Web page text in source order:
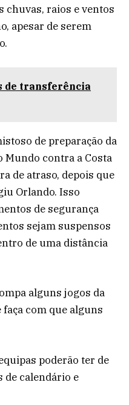
chuvas, raios e ventos
apesar de serem
de transferência
de preparação da
Mundo contra a Costa
de atraso, depois que
Orlando. Isso
de segurança
sejam suspensos
de uma distância
alguns jogos da
faça com que alguns
poderão ter de
de calendário e